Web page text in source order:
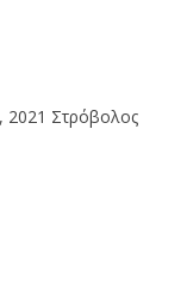
2021 Στρόβολος